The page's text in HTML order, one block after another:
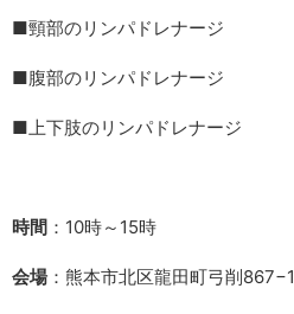
■頸部のリンパドレナージ
■腹部のリンパドレナージ
■上下肢のリンパドレナージ
時間 ：10時～15時
会場：熊本市北区龍田町弓削867−1